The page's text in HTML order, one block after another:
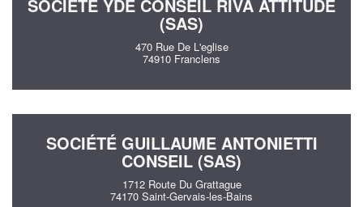
SOCIÉTÉ YDE CONSEIL RIVA ATTITUDE
(SAS)
470 Rue De L'eglise
74910 Franclens
SOCIÉTÉ GUILLAUME ANTONIETTI
CONSEIL (SAS)
1712 Route Du Grattague
74170 Saint-Gervais-les-Bains